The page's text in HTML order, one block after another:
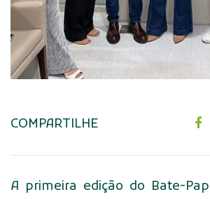
COMPARTILHE
A primeira edição do Bate-